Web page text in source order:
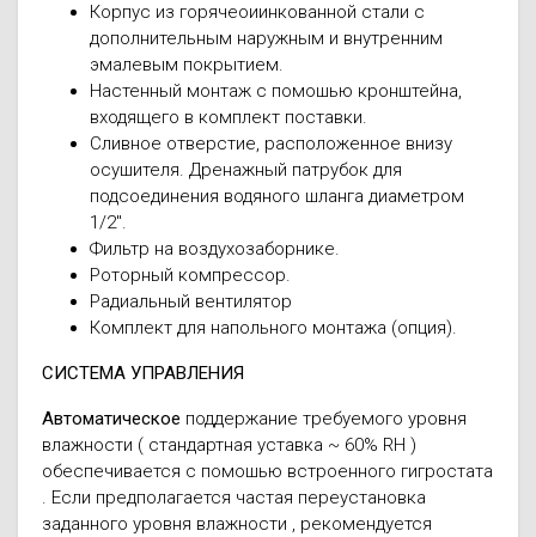
Корпус из горячеоиинкованной стали с
дополнительным наружным и внутренним
эмалевым покрытием.
Настенный монтаж с помошью кронштейна,
входящего в комплект поставки.
Сливное отверстие, расположенное внизу
осушителя. Дренажный патрубок для
подсоединения водяного шланга диаметром
1/2".
Фильтр на воздухозаборнике.
Роторный компрессор.
Радиальный вентилятор
Комплект для напольного монтажа (опция).
СИСТЕМА УПРАВЛЕНИЯ
Автоматическое поддержание требуемого уровня
влажности ( стандартная уставка ~ 60% RH )
обеспечивается с помошью встроенного гигростата
. Если предполагается частая переустановка
заданного уровня влажности , рекомендуется